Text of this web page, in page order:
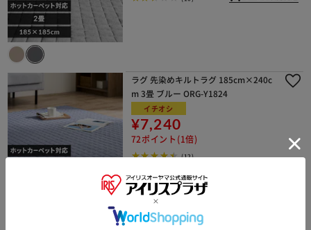
ラグ 先染めキルトラグ 185cm×240c
m 3畳 ブルー ORG-Y1824
イチオシ
¥7,240
72ポイント(1倍)
(12)
ラグ ラ・クッションラグ ボーダー柄 1